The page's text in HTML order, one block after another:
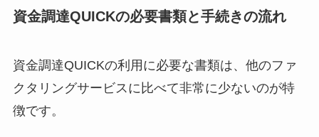
資金調達QUICKの必要書類と手続きの流れ
資金調達QUICKの利用に必要な書類は、他のファ
クタリングサービスに比べて非常に少ないのが特
徴です。